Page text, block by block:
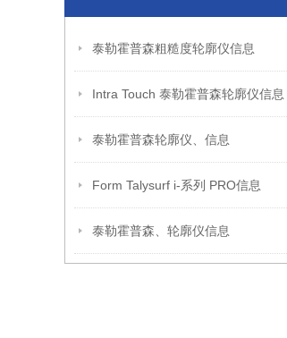
泰勒霍普森粗糙度轮廓仪信息
Intra Touch 泰勒霍普森轮廓仪信息
泰勒霍普森轮廓仪、信息
Form Talysurf i-系列 PRO信息
泰勒霍普森、轮廓仪信息